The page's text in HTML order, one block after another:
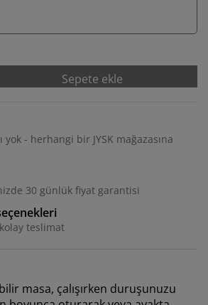
Sepete ekle
yok - herhangi bir JYSK mağazasına
30 günlük fiyat garantisi
teslimat
masa, çalışırken duruşunuzu